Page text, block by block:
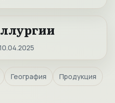
География Продукция